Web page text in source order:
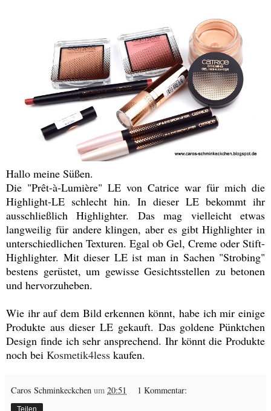
Hallo meine Süßen.
Die "Prêt-à-Lumière" LE von Catrice war für mich die
Highlight-LE schlecht hin. In dieser LE bekommt ihr
ausschließlich Highlighter. Das mag vielleicht etwas
langweilig für andere klingen, aber es gibt Highlighter in
unterschiedlichen Texturen. Egal ob Gel, Creme oder Stift-
Highlighter. Mit dieser LE ist man in Sachen "Strobing"
bestens gerüstet, um gewisse Gesichtsstellen zu betonen
und hervorzuheben.
Wie ihr auf dem Bild erkennen könnt, habe ich mir einige
Produkte aus dieser LE gekauft. Das goldene Pünktchen
Design finde ich sehr ansprechend. Ihr könnt die Produkte
noch bei Kosmetik4less kaufen.
Caros Schminkeckchen um 20:51 1 Kommentar: